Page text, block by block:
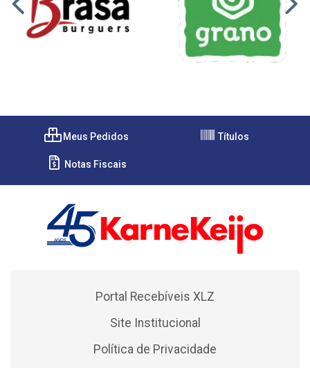
Meus Pedidos Títulos
Notas Fiscais
Portal Recebíveis XLZ
Site Institucional
Política de Privacidade